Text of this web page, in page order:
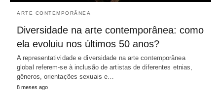
ARTE CONTEMPORÂNEA
Diversidade na arte contemporânea: como
ela evoluiu nos últimos 50 anos?
A representatividade e diversidade na arte contemporânea
global referem-se à inclusão de artistas de diferentes etnias,
gêneros, orientações sexuais e…
8 meses ago